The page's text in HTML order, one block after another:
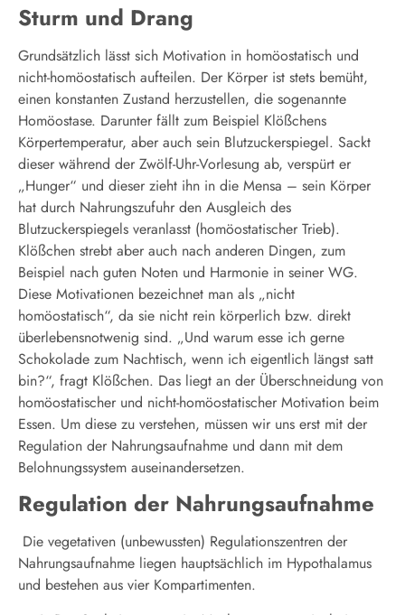
Sturm und Drang
Grundsätzlich lässt sich Motivation in homöostatisch und
nicht-homöostatisch aufteilen. Der Körper ist stets bemüht,
einen konstanten Zustand herzustellen, die sogenannte
Homöostase. Darunter fällt zum Beispiel Klößchens
Körpertemperatur, aber auch sein Blutzuckerspiegel. Sackt
dieser während der Zwölf-Uhr-Vorlesung ab, verspürt er
„Hunger“ und dieser zieht ihn in die Mensa – sein Körper
hat durch Nahrungszufuhr den Ausgleich des
Blutzuckerspiegels veranlasst (homöostatischer Trieb).
Klößchen strebt aber auch nach anderen Dingen, zum
Beispiel nach guten Noten und Harmonie in seiner WG.
Diese Motivationen bezeichnet man als „nicht
homöostatisch“, da sie nicht rein körperlich bzw. direkt
überlebensnotwenig sind. „Und warum esse ich gerne
Schokolade zum Nachtisch, wenn ich eigentlich längst satt
bin?“, fragt Klößchen. Das liegt an der Überschneidung von
homöostatischer und nicht-homöostatischer Motivation beim
Essen. Um diese zu verstehen, müssen wir uns erst mit der
Regulation der Nahrungsaufnahme und dann mit dem
Belohnungssystem auseinandersetzen.
Regulation der Nahrungsaufnahme
Die vegetativen (unbewussten) Regulationszentren der
Nahrungsaufnahme liegen hauptsächlich im Hypothalamus
und bestehen aus vier Kompartimenten.